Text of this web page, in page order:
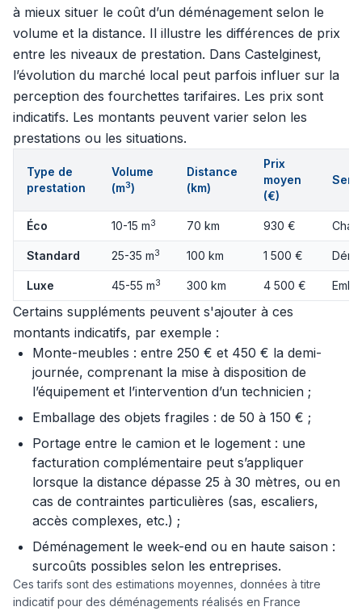
à mieux situer le coût d’un déménagement selon le
volume et la distance. Il illustre les différences de prix
entre les niveaux de prestation. Dans Castelginest,
l’évolution du marché local peut parfois influer sur la
perception des fourchettes tarifaires. Les prix sont
indicatifs. Les montants peuvent varier selon les
prestations ou les situations.
Type de
prestation
Volume
(m3)
Distance
(km)
Prix
moyen
(€)
Éco 10-15 m3 70 km 930 €
Standard 25-35 m3 100 km 1 500 €
Luxe 45-55 m3 300 km 4 500 €
Certains suppléments peuvent s'ajouter à ces
montants indicatifs, par exemple :
Monte-meubles : entre 250 € et 450 € la demi-
journée, comprenant la mise à disposition de
l’équipement et l’intervention d’un technicien ;
Emballage des objets fragiles : de 50 à 150 € ;
Portage entre le camion et le logement : une
facturation complémentaire peut s’appliquer
lorsque la distance dépasse 25 à 30 mètres, ou en
cas de contraintes particulières (sas, escaliers,
accès complexes, etc.) ;
Déménagement le week-end ou en haute saison :
surcoûts possibles selon les entreprises.
Ces tarifs sont des estimations moyennes, données à titre
indicatif pour des déménagements réalisés en France